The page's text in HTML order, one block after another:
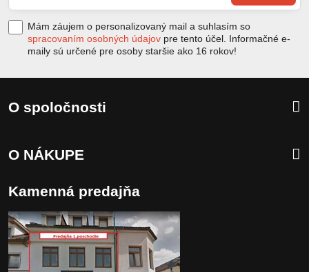
Mám záujem o personalizovaný mail a suhlasím so
spracovaním osobných údajov pre tento účel. Informačné e-
maily sú určené pre osoby staršie ako 16 rokov!
O spoločnosti
O NÁKUPE
Kamenná predajňa